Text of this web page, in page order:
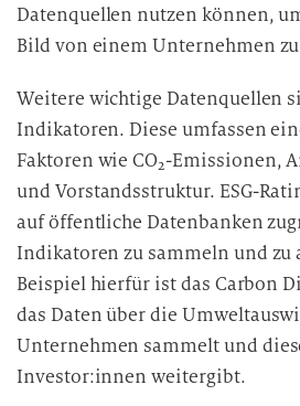
Datenquellen nutzen können,
Bild von einem Unternehmen
Weitere wichtige Datenquellen
Indikatoren. Diese umfassen
Faktoren wie CO2-Emissionen,
und Vorstandsstruktur. ESG-
auf öffentliche Datenbanken
Indikatoren zu sammeln und zu
Beispiel hierfür ist das Carbon
das Daten über die
Unternehmen sammelt und
Investor:innen weitergibt.